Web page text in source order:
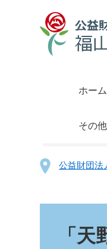
ホーム
その他
公益財団法
「